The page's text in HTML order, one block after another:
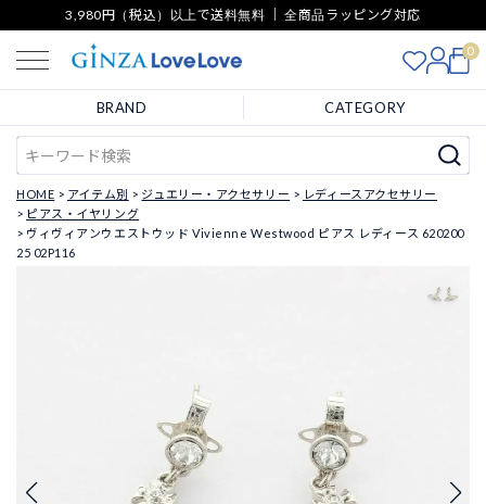
3,980円（税込）以上で送料無料 ｜ 全商品ラッピング対応
0
BRAND CATEGORY
HOME アイテム別 ジュエリー・アクセサリー
レディースアクセサリー
ピアス・イヤリング
ヴィヴィアンウエストウッド Vivienne Westwood ピアス レディース 620200
25 02P116